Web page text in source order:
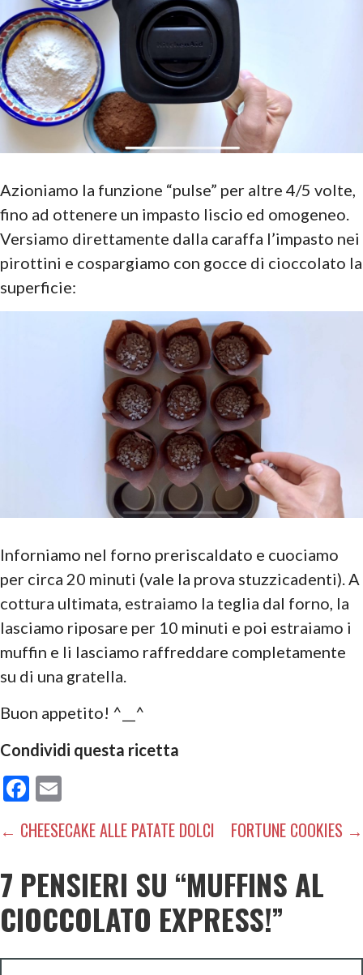
Azioniamo la funzione “pulse” per altre 4/5 volte,
fino ad ottenere un impasto liscio ed omogeneo.
Versiamo direttamente dalla caraffa l’impasto nei
pirottini e cospargiamo con gocce di cioccolato la
superficie:
Inforniamo nel forno preriscaldato e cuociamo
per circa 20 minuti (vale la prova stuzzicadenti). A
cottura ultimata, estraiamo la teglia dal forno, la
lasciamo riposare per 10 minuti e poi estraiamo i
muffin e li lasciamo raffreddare completamente
su di una gratella.
Buon appetito! ^__^
Condividi questa ricetta
F
e
b
o
o
ai
l
NAVIGAZIONE
ARTICOLI
← CHEESECAKE ALLE PATATE DOLCI FORTUNE COOKIES →
7 PENSIERI SU “MUFFINS AL
CIOCCOLATO EXPRESS!”